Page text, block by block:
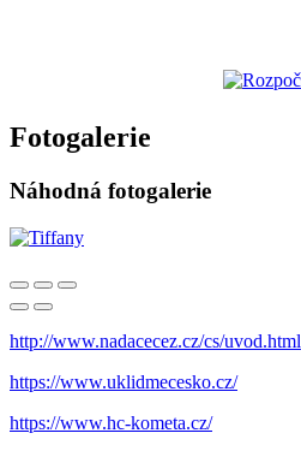
Fotogalerie
Náhodná fotogalerie
http://www.nadacecez.cz/cs/uvod.html
https://www.uklidmecesko.cz/
https://www.hc-kometa.cz/